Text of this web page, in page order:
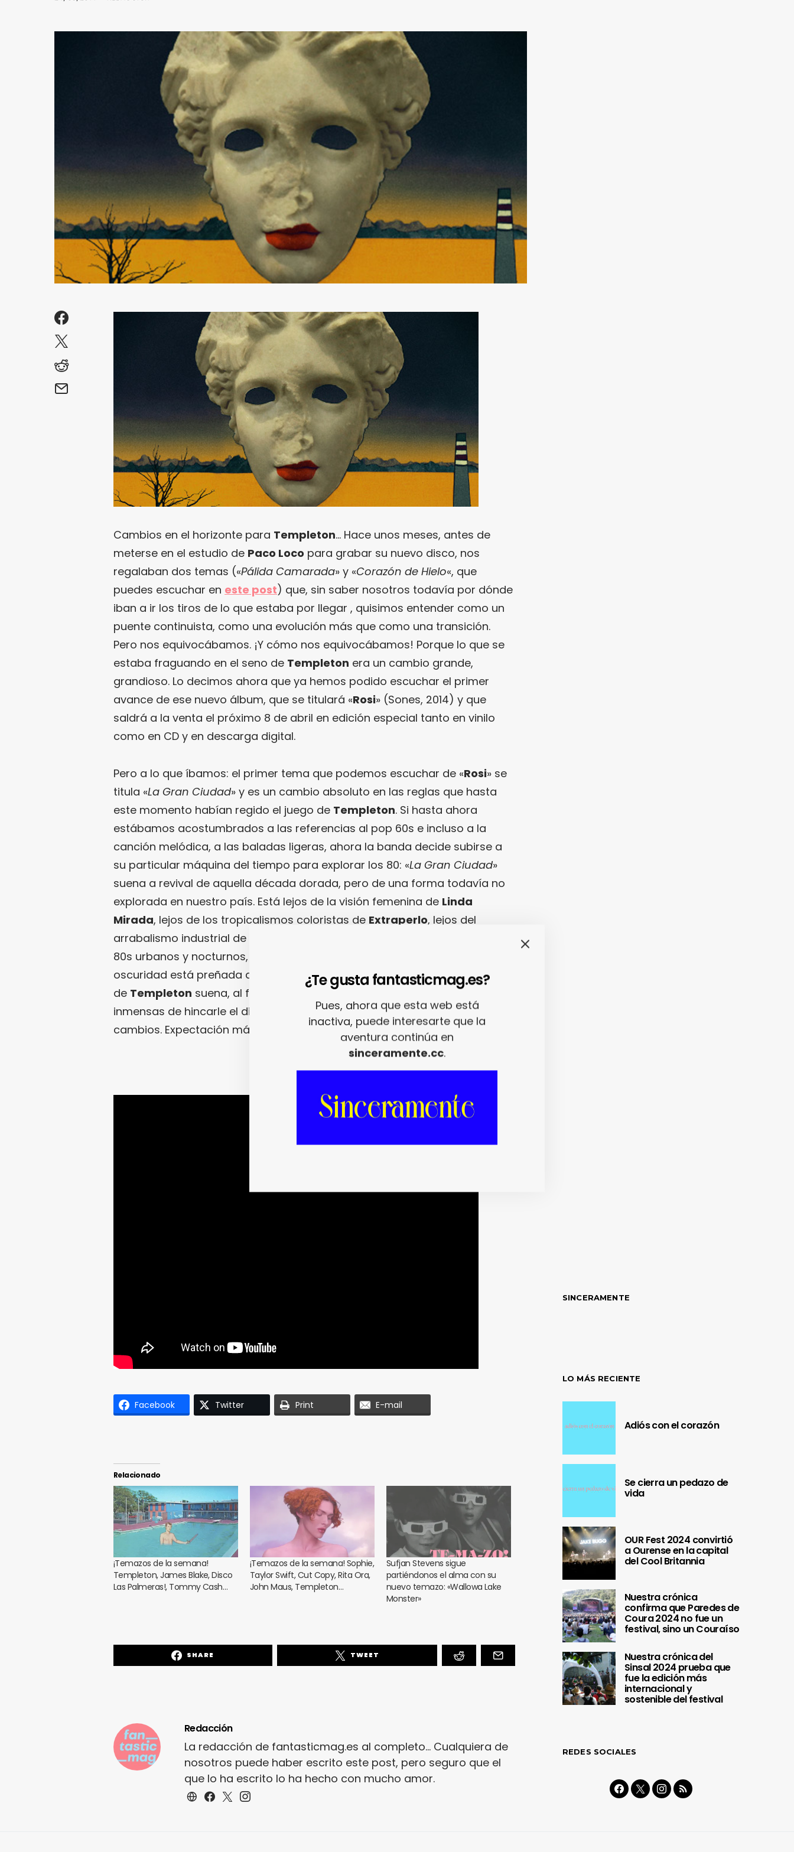
Cambios en el horizonte para Templeton… Hace unos meses, antes de
meterse en el estudio de Paco Loco para grabar su nuevo disco, nos
regalaban dos temas («Pálida Camarada» y «Corazón de Hielo«, que
puedes escuchar en este post) que, sin saber nosotros todavía por dónde
iban a ir los tiros de lo que estaba por llegar , quisimos entender como un
puente continuista, como una evolución más que como una transición.
Pero nos equivocábamos. ¡Y cómo nos equivocábamos! Porque lo que se
estaba fraguando en el seno de Templeton era un cambio grande,
grandioso. Lo decimos ahora que ya hemos podido escuchar el primer
avance de ese nuevo álbum, que se titulará «Rosi» (Sones, 2014) y que
saldrá a la venta el próximo 8 de abril en edición especial tanto en vinilo
como en CD y en descarga digital.
Pero a lo que íbamos: el primer tema que podemos escuchar de «Rosi» se
titula «La Gran Ciudad» y es un cambio absoluto en las reglas que hasta
este momento habían regido el juego de Templeton. Si hasta ahora
estábamos acostumbrados a las referencias al pop 60s e incluso a la
canción melódica, a las baladas ligeras, ahora la banda decide subirse a
su particular máquina del tiempo para explorar los 80: «La Gran Ciudad»
suena a revival de aquella década dorada, pero de una forma todavía no
explorada en nuestro país. Está lejos de la visión femenina de Linda
Mirada, lejos de los tropicalismos coloristas de Extraperlo, lejos del
arrabalismo industrial de
80s urbanos y nocturnos, a conducir a través de una ciudad donde la
oscuridad está preñada de luces de neón intermitentes. La nueva canción
de Templeton suena, al fin y al cabo, a que tenemos unas ganas
inmensas de hincarle el diente a «
» y ver en qué se materializan estos
cambios. Expectación máxima.
Facebook Twitter Print E-mail
Relacionado
¡Temazos de la semana!
Templeton, James Blake, Disco
Las Palmeras!, Tommy Cash…
¡Temazos de la semana! Sophie,
Taylor Swift, Cut Copy, Rita Ora,
John Maus, Templeton…
Sufjan Stevens sigue
partiéndonos el alma con su
nuevo temazo: «Wallowa Lake
Monster»
SHARE TWEET
Redacción
La redacción de fantasticmag.es al completo... Cualquiera de
nosotros puede haber escrito este post, pero seguro que el
que lo ha escrito lo ha hecho con mucho amor.
SINCERAMENTE
LO MÁS RECIENTE
Adiós con el corazón
Se cierra un pedazo de
vida
OUR Fest 2024 convirtió
a Ourense en la capital
del Cool Britannia
Nuestra crónica
confirma que Paredes de
Coura 2024 no fue un
festival, sino un Couraíso
Nuestra crónica del
Sinsal 2024 prueba que
fue la edición más
internacional y
sostenible del festival
REDES SOCIALES
¿Te gusta fantasticmag.es?
Pues, ahora que esta web está
inactiva, puede interesarte que la
aventura continúa en
sinceramente.cc.